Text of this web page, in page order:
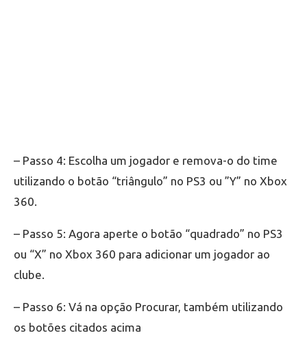
– Passo 4: Escolha um jogador e remova-o do time
utilizando o botão “triângulo” no PS3 ou ”Y” no Xbox
360.
– Passo 5: Agora aperte o botão “quadrado” no PS3
ou “X” no Xbox 360 para adicionar um jogador ao
clube.
– Passo 6: Vá na opção Procurar, também utilizando
os botões citados acima